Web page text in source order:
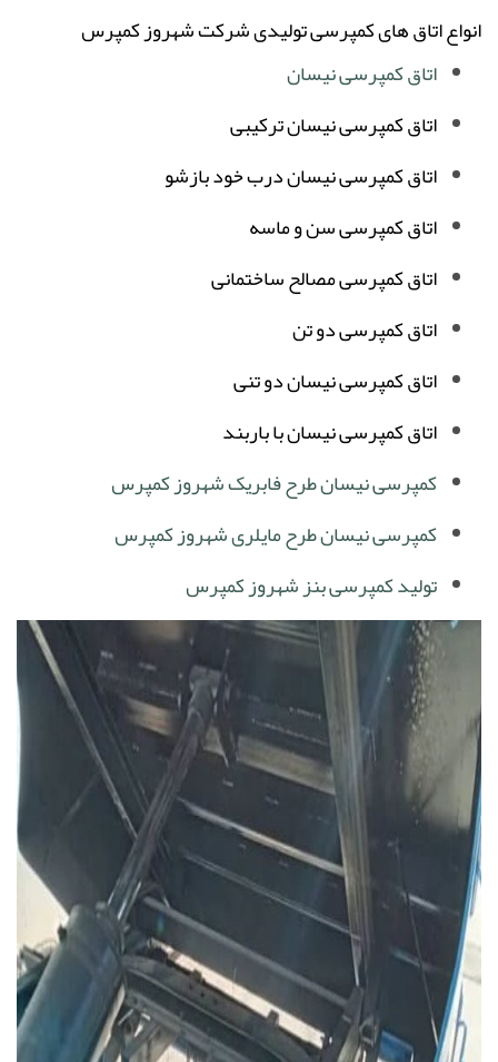
انواع اتاق های کمپرسی تولیدی شرکت شهروز کمپرس
اتاق کمپرسی نیسان
اتاق کمپرسی نیسان ترکیبی
اتاق کمپرسی نیسان درب خود بازشو
اتاق کمپرسی سن و ماسه
اتاق کمپرسی مصالح ساختمانی
اتاق کمپرسی دو تن
اتاق کمپرسی نیسان دو تنی
اتاق کمپرسی نیسان با باربند
کمپرسی نیسان طرح فابریک شهروز کمپرس
کمپرسی نیسان طرح مایلری شهروز کمپرس
تولید کمپرسی بنز شهروز کمپرس